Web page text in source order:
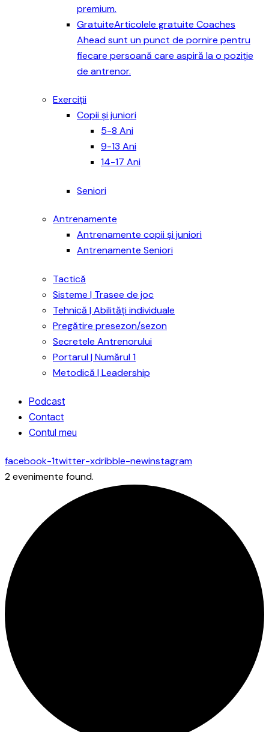
premium.
GratuiteArticolele gratuite Coaches
Ahead sunt un punct de pornire pentru
fiecare persoană care aspiră la o poziție
de antrenor.
Exerciții
Copii și juniori
5-8 Ani
9-13 Ani
14-17 Ani
Seniori
Antrenamente
Antrenamente copii și juniori
Antrenamente Seniori
Tactică
Sisteme | Trasee de joc
Tehnică | Abilități individuale
Pregătire presezon/sezon
Secretele Antrenorului
Portarul | Numărul 1
Metodică | Leadership
Podcast
Contact
Contul meu
facebook-1twitter-xdribble-newinstagram
2 evenimente found.